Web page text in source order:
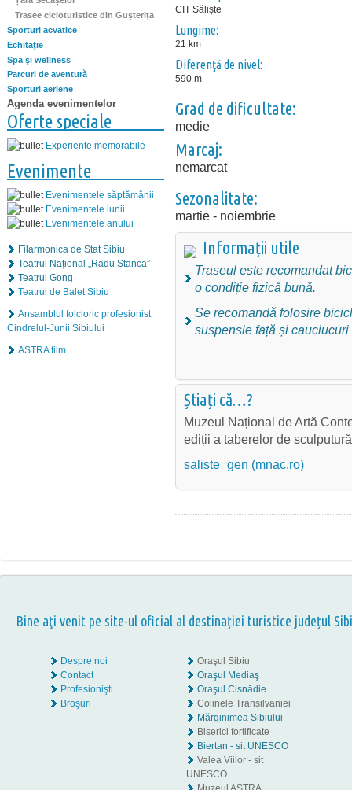
Trasee cicloturistice din Gușterița
Sporturi acvatice
Echitaţie
Spa şi wellness
Parcuri de aventură
Sporturi aeriene
Agenda evenimentelor
Oferte speciale
Experiențe memorabile
Evenimente
Evenimentele săptămânii
Evenimentele lunii
Evenimentele anului
Filarmonica de Stat Sibiu
Teatrul Naţional „Radu Stanca”
Teatrul Gong
Teatrul de Balet Sibiu
Ansamblul folcloric profesionist
Cindrelul-Junii Sibiului
ASTRA film
CIT Săliște
Lungime:
21 km
Diferenţă de nivel:
590 m
Grad de dificultate:
medie
Marcaj:
nemarcat
Sezonalitate:
martie - noiembrie
Informații utile
Traseul este recomandat
o condiție fizică bună.
Se recomandă folosire
suspensie față și cauciucuri
Știați că…?
Muzeul Național de Artă
ediții a taberelor de
saliste_gen (mnac.ro)
Bine aţi venit pe site-ul oficial al destinației turistice județul
Despre noi
Contact
Profesionişti
Broşuri
Oraşul Sibiu
Oraşul Mediaş
Oraşul Cisnădie
Colinele Transilvaniei
Mărginimea Sibiului
Biserici fortificate
Biertan - sit UNESCO
Valea Viilor - sit
UNESCO